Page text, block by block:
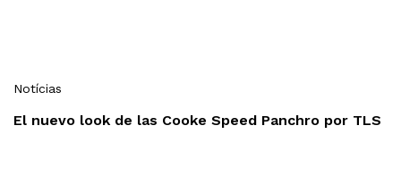
Notícias
El nuevo look de las Cooke Speed Panchro por TLS